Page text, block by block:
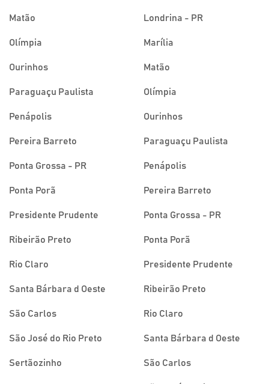
Matão
Olímpia
Ourinhos
Paraguaçu Paulista
Penápolis
Pereira Barreto
Ponta Grossa - PR
Ponta Porã
Presidente Prudente
Ribeirão Preto
Rio Claro
Santa Bárbara d Oeste
São Carlos
São José do Rio Preto
Sertãozinho
Londrina - PR
Marília
Matão
Olímpia
Ourinhos
Paraguaçu Paulista
Penápolis
Pereira Barreto
Ponta Grossa - PR
Ponta Porã
Presidente Prudente
Ribeirão Preto
Rio Claro
Santa Bárbara d Oeste
São Carlos